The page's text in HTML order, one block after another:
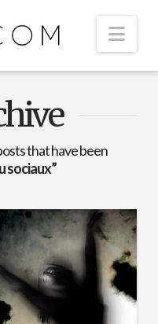
that have been
sociaux”